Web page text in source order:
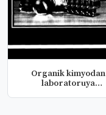
Organik kimyodan
laboratoruya